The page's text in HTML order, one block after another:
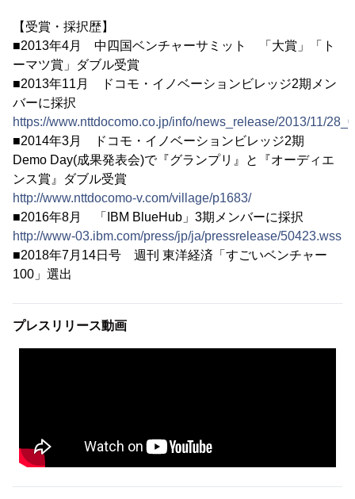
【受賞・採択歴】
■2013年4月 中四国ベンチャーサミット 「大賞」「ト
ーマツ賞」ダブル受賞
■2013年11月 ドコモ・イノベーションビレッジ2期メン
バーに採択
https://www.nttdocomo.co.jp/info/news_release/2013/11/
■2014年3月 ドコモ・イノベーションビレッジ2期
Demo Day(成果発表会)で『グランプリ』と『オーディエ
ンス賞』ダブル受賞
http://www.nttdocomo-v.com/village/p1683/
■2016年8月 「IBM BlueHub」3期メンバーに採択
http://www-03.ibm.com/press/jp/ja/pressrelease/50423.wss
■2018年7月14日号 週刊 東洋経済「すごいベンチャー
100」選出
プレスリリース動画